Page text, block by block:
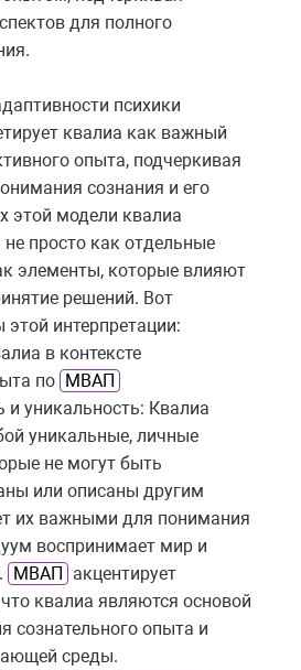
для полного
психики
квалиа как важный
опыта, подчеркивая
сознания и его
этой модели квалиа
просто как отдельные
элементы, которые влияют
решений. Вот
интерпретации:
в контексте
по МВАП
и уникальность: Квалиа
уникальные, личные
не могут быть
или описаны другим
их важными для понимания
воспринимает мир и
МВАП
акцентирует
квалиа являются основой
сознательного опыта и
среды.